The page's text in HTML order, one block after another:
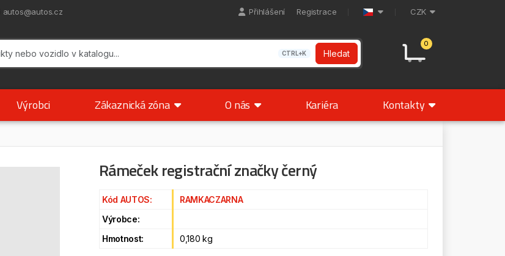
autos@autos.cz Přihlášení Registrace CZK
0
CTRL+K Hledat
Výrobci Zákaznická zóna O nás Kariéra Kontakty
Rámeček registrační značky černý
Kód AUTOS:
RAMKACZARNA
Výrobce:
Hmotnost:
0,180 kg